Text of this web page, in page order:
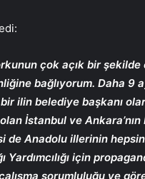
çok açık bir şekilde
bağlıyorum. Daha 9
ilin belediye başkanı
İstanbul ve
de Anadolu illerinin
Yardımcılığı için
sorumluluğu ve